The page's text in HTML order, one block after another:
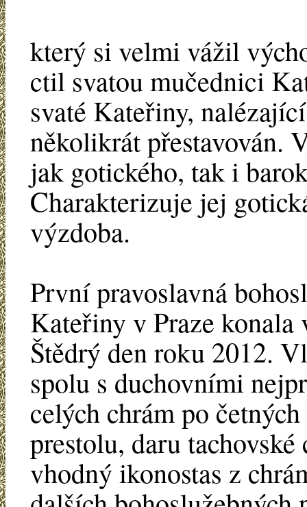
který si velmi vážil
ctil svatou mučednici
svaté Kateřiny,
několikrát přestavován.
jak gotického, tak i
Charakterizuje jej
výzdoba.
První pravoslavná
Kateřiny v Praze
Štědrý den roku 2012.
spolu s duchovními
celých chrám po
prestolu, daru
vhodný ikonostas z